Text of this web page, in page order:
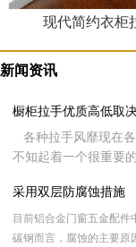
现代简约衣柜
新闻资讯
橱柜拉手优质高低取
各种拉手风靡现在
不知起着一个很重要
质，同样现在很多用
好不好全看材质的选
材质的选择。
采用双层防腐蚀措施
目前铝合金门窗五金配件
碳钢而言，腐蚀的主要原